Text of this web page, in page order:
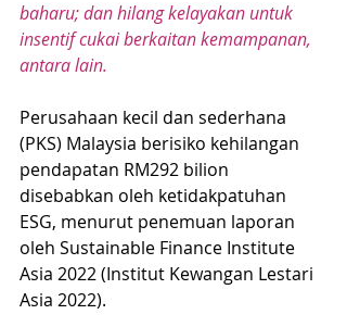
baharu; dan hilang kelayakan untuk
insentif cukai berkaitan kemampanan,
antara lain.
Perusahaan kecil dan sederhana
(PKS) Malaysia berisiko kehilangan
pendapatan RM292 bilion
disebabkan oleh ketidakpatuhan
ESG, menurut penemuan laporan
oleh Sustainable Finance Institute
Asia 2022 (Institut Kewangan Lestari
Asia 2022).